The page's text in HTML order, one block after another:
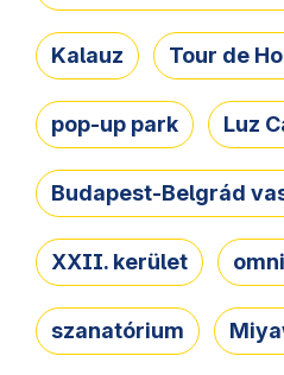
Kalauz Tour de
pop-up park Luz
Budapest-Belgrád
XXII. kerület
szanatórium